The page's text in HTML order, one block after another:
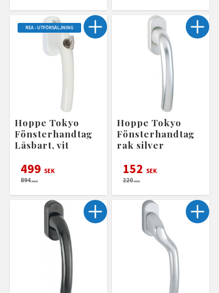
Hoppe Tokyo
Fönsterhandtag
Låsbart, vit
499 SEK
894SEK
REA - UTFÖRSÄLJNING
Hoppe Tokyo
Fönsterhandtag
rak silver
152 SEK
220SEK